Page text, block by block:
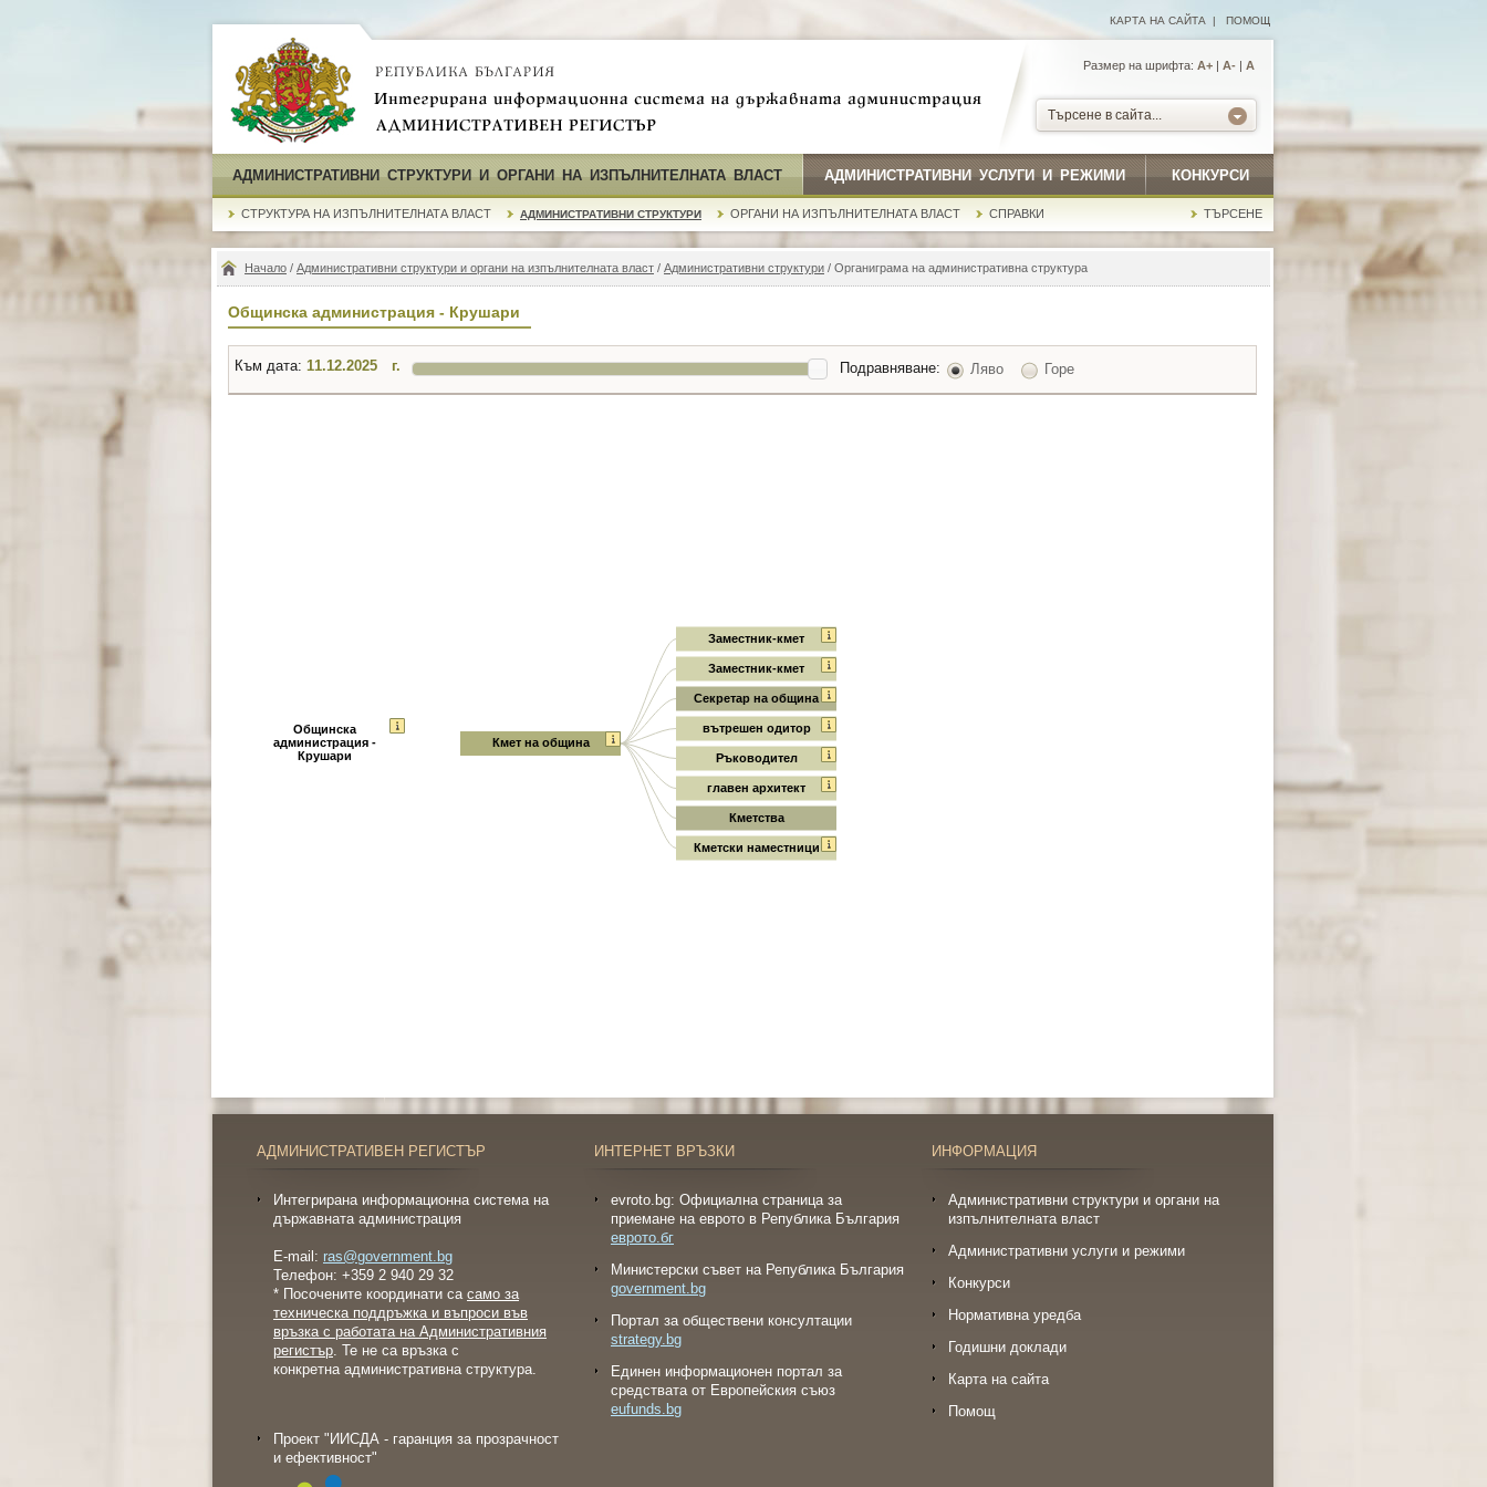
КАРТА НА САЙТА | ПОМОЩ
Размер на шрифта: А+ | A- | A
Търсене в сайта...
АДМИНИСТРАТИВНИ СТРУКТУРИ И ОРГАНИ НА ИЗПЪЛНИТЕЛНАТА ВЛАСТ АДМИНИСТРАТИВНИ УСЛУГИ И РЕЖИМИ КОНКУРСИ
СТРУКТУРА НА ИЗПЪЛНИТЕЛНАТА ВЛАСТ АДМИНИСТРАТИВНИ СТРУКТУРИ ОРГАНИ НА ИЗПЪЛНИТЕЛНАТА ВЛАСТ СПРАВКИ ТЪРСЕНЕ
Начало / Административни структури и органи на изпълнителната власт / Административни структури / Органиграма на административна структура
Общинска администрация - Крушари
Към дата: г. Подравняване: Ляво Горе
Общинска
администрация -
Крушари
Заместник-кмет
Заместник-кмет
Секретар на община
вътрешен одитор
Ръководител
главен архитект
Кметства
Кметски наместници
Кмет на община
АДМИНИСТРАТИВЕН РЕГИСТЪР
Интегрирана информационна система на
държавната администрация
E-mail: ras@government.bg
Телефон: +359 2 940 29 32
* Посочените координати са само за
техническа поддръжка и въпроси във
връзка с работата на Административния
регистър. Те не са връзка с
конкретна административна структура.
Проект "ИИСДА - гаранция за прозрачност
и ефективност"
ИНТЕРНЕТ ВРЪЗКИ
evroto.bg: Официална страница за
приемане на еврото в Република България
еврото.бг
Министерски съвет на Република България
government.bg
Портал за обществени консултации
strategy.bg
Eдинен информационен портал за
средствата от Европейския съюз
eufunds.bg
ИНФОРМАЦИЯ
Административни структури и органи на
изпълнителната власт
Административни услуги и режими
Конкурси
Нормативна уредба
Годишни доклади
Карта на сайта
Помощ